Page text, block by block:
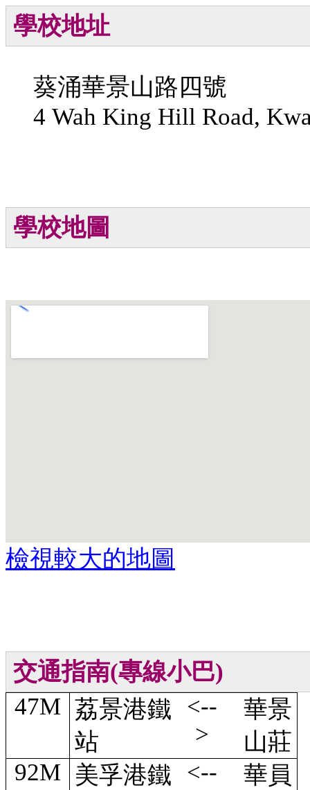
學校地址
葵涌華景山路四號
4 Wah King Hill Road,
學校地圖
檢視較大的地圖
交通指南(專線小巴)
47M 荔景港鐵
站
<--
>
華景
山莊
92M 美孚港鐵
<--
華員